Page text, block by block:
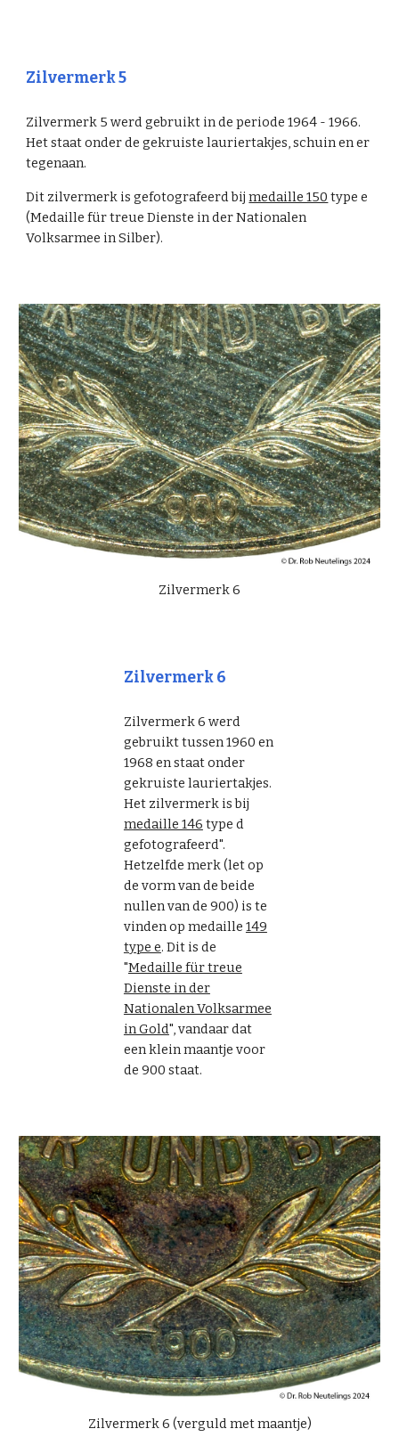
Zilvermerk 5
Zilvermerk 5 werd gebruikt in de periode 1964 - 1966.
Het staat onder de gekruiste lauriertakjes, schuin en er
tegenaan.
Dit zilvermerk is gefotografeerd bijmedaille 150 type e
(Medaille für treue Dienste in der Nationalen
Volksarmee in Silber).
Zilvermerk 6
Zilvermerk 6
Zilvermerk 6 werd
gebruikt tussen 1960 en
1968 en staat onder
gekruiste lauriertakjes.
Het zilvermerk is bij
medaille 146 type d
gefotografeerd".
Hetzelfde merk (let op
de vorm van de beide
nullen van de 900) is te
vinden op medaille 149
type e. Dit is de
"Medaille für treue
Dienste in der
Nationalen Volksarmee
in Gold", vandaar dat
een klein maantje voor
de 900 staat.
Zilvermerk 6 (verguld met maantje)